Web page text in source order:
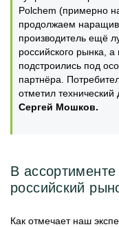
Polchem (примерно
продолжаем
производитель ещё
российского рынка,
подстроились под
партнёра.
отметил
Сергей Мошков.
В
российский
Как отмечает наш